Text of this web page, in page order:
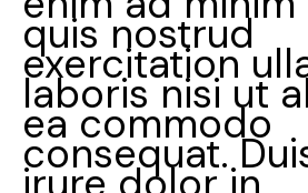
quis nostrud
exercitation
laboris nisi ut
ea commodo
consequat.